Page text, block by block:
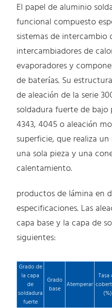
El papel de aluminio
funcional compuesto
sistemas de intercambio
intercambiadores de
evaporadores y
de baterías. Su
de aleación de la serie
soldadura fuerte de
4343, 4045 o aleación
superficie, que realiza
una sola pieza y una
calentamiento.
productos de lámina en
especificaciones. Las
capa base y la capa de
siguientes:
Grado de
la capa
de
soldadura
fuerte
Grado
base
Atemperar
Tasa
(%)